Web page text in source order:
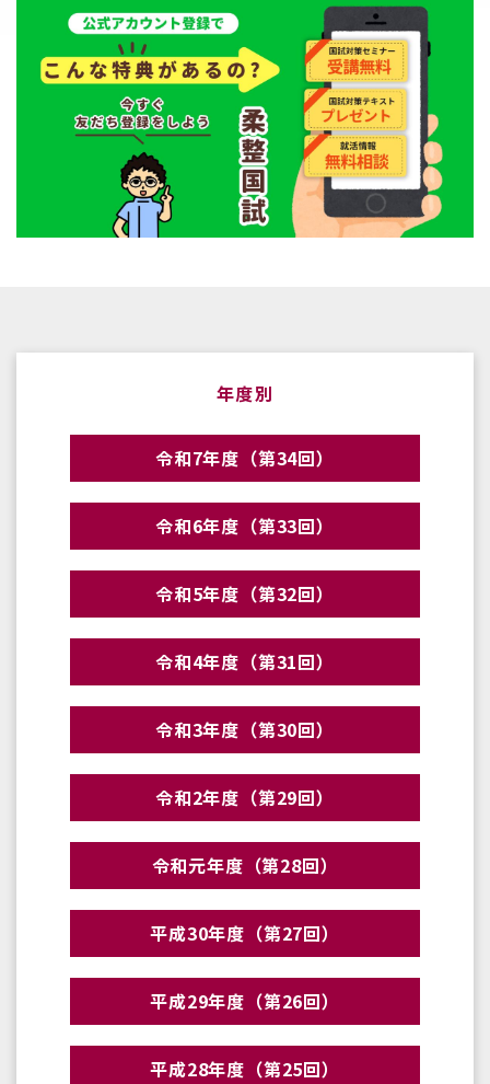
年度別
令和7年度（第34回）
令和6年度（第33回）
令和5年度（第32回）
令和4年度（第31回）
令和3年度（第30回）
令和2年度（第29回）
令和元年度（第28回）
平成30年度（第27回）
平成29年度（第26回）
平成28年度（第25回）